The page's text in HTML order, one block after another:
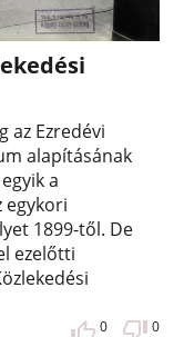
az Ezredévi
alapításának
a
egykori
1899-től. De
ezelőtti
0 0